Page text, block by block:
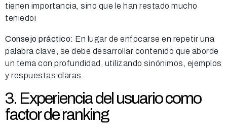
tienen importancia, sino que le han restado mucho
teniedoi
Consejo práctico: En lugar de enfocarse en repetir una
palabra clave, se debe desarrollar contenido que aborde
un tema con profundidad, utilizando sinónimos, ejemplos
y respuestas claras.
3. Experiencia del usuario como
factor de ranking